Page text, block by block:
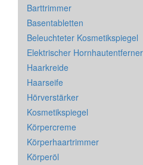
Barttrimmer
Basentabletten
Beleuchteter Kosmetikspiegel
Elektrischer Hornhautentferner
Haarkreide
Haarseife
Hörverstärker
Kosmetikspiegel
Körpercreme
Körperhaartrimmer
Körperöl